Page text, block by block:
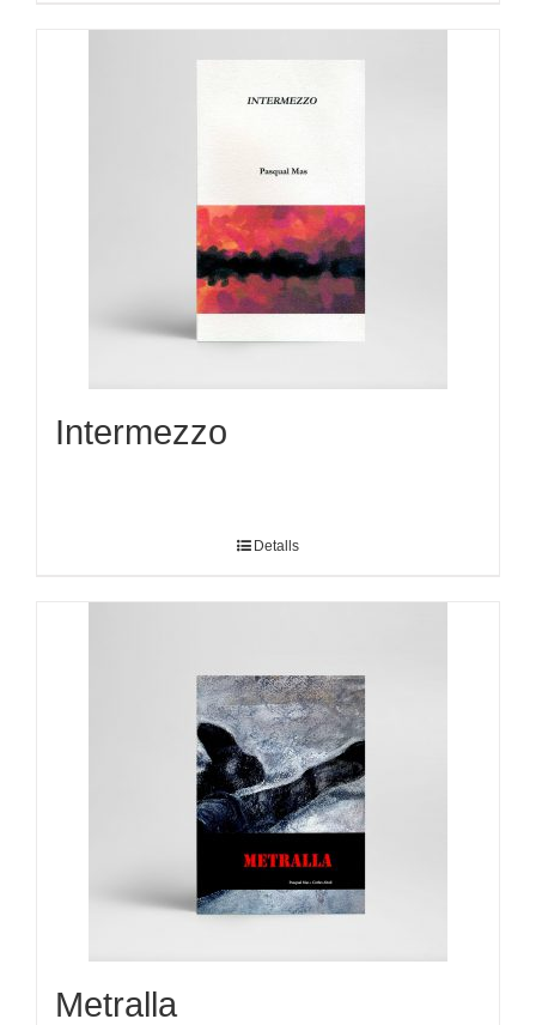
Intermezzo
Detalls
Metralla